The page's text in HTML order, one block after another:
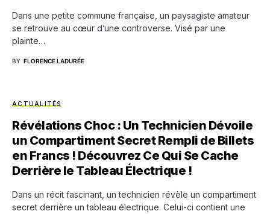
Dans une petite commune française, un paysagiste amateur
se retrouve au cœur d’une controverse. Visé par une
plainte…
BY FLORENCE LADURÉE
ACTUALITÉS
Révélations Choc : Un Technicien Dévoile
un Compartiment Secret Rempli de Billets
en Francs ! Découvrez Ce Qui Se Cache
Derrière le Tableau Électrique !
Dans un récit fascinant, un technicien révèle un compartiment
secret derrière un tableau électrique. Celui-ci contient une